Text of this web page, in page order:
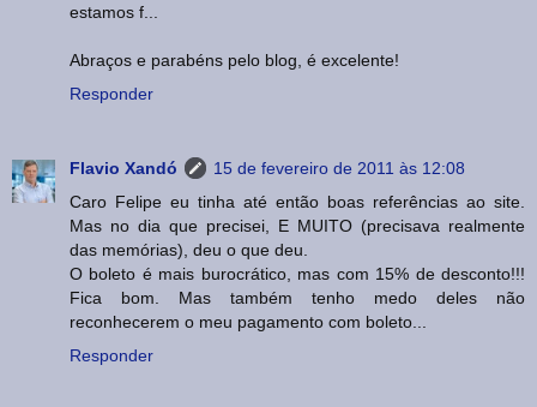
estamos f...
Abraços e parabéns pelo blog, é excelente!
Responder
Flavio Xandó
15 de fevereiro de 2011 às 12:08
Caro Felipe eu tinha até então boas referências ao site.
Mas no dia que precisei, E MUITO (precisava realmente
das memórias), deu o que deu.
O boleto é mais burocrático, mas com 15% de desconto!!!
Fica bom. Mas também tenho medo deles não
reconhecerem o meu pagamento com boleto...
Responder